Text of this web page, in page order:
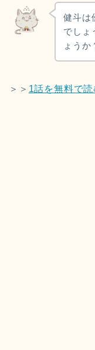
健斗は
でしょ
ょうか
＞＞ 1話を無料で読